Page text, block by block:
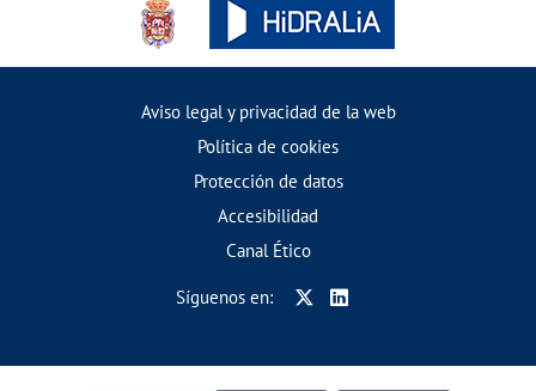
Aviso legal y privacidad de la web
Política de cookies
Protección de datos
Accesibilidad
Canal Ético
Síguenos en: